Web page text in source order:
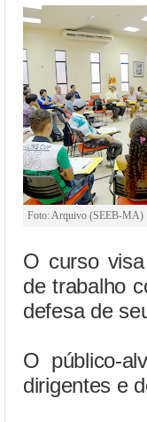
Foto: Arquivo (SEEB-MA)
O curso
de trabalho
defesa de
O público-
dirigentes e